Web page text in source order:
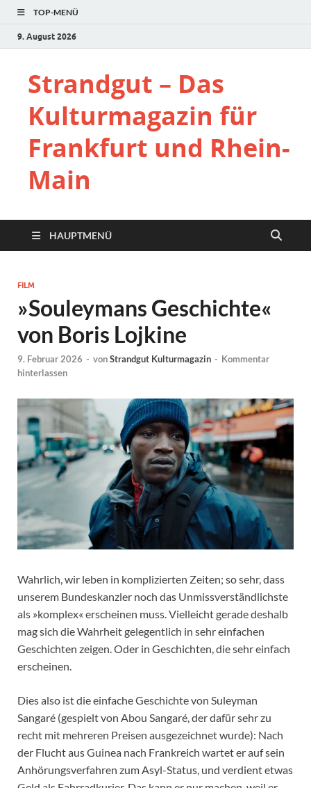
TOP-MENÜ
9. August 2026
Strandgut – Das
Kulturmagazin für
Frankfurt und Rhein-
Main
HAUPTMENÜ
FILM
»Souleymans Geschichte«
von Boris Lojkine
9. Februar 2026 - vonStrandgut Kulturmagazin - Kommentar
hinterlassen
Wahrlich, wir leben in komplizierten Zeiten; so sehr, dass
unserem Bundeskanzler noch das Unmissverständlichste
als »komplex« erscheinen muss. Vielleicht gerade deshalb
mag sich die Wahrheit gelegentlich in sehr einfachen
Geschichten zeigen. Oder in Geschichten, die sehr einfach
erscheinen.
Dies also ist die einfache Geschichte von Suleyman
Sangaré (gespielt von Abou Sangaré, der dafür sehr zu
recht mit mehreren Preisen ausgezeichnet wurde): Nach
der Flucht aus Guinea nach Frankreich wartet er auf sein
Anhörungsverfahren zum Asyl-Status, und verdient etwas